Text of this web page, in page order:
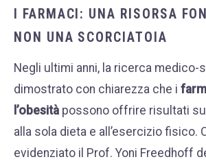
I FARMACI: UNA RISORSA
NON UNA SCORCIATOIA
Negli ultimi anni, la ricerca medico-
dimostrato con chiarezza che i
l’obesità possono offrire risultati
alla sola dieta e all’esercizio fisico. Come ha
evidenziato il Prof. Yoni Freedhoff